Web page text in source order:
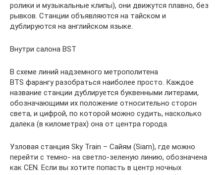
ролики и музыкальные клипы), они движутся плавно, без
рывков. Станции объявляются на тайском и
дублируются на английском языке.
Внутри салона BST
В схеме линий надземного метрополитена
BTS фарангу разобраться наиболее просто. Каждое
название станции дублируется буквенными литерами,
обозначающими их положение относительно сторон
света, и цифрой, по которой можно судить, насколько
далека (в километрах) она от центра города.
Узловая станция Sky Train – Сайям (Siam), где можно
перейти с темно- на светло-зеленую линию, обозначена
как CEN. Если вы хотите попасть в центр ночных